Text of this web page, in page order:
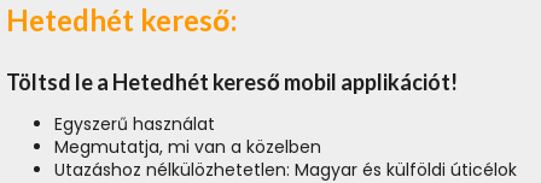
Hetedhét kereső:
Töltsd le a Hetedhét kereső mobil applikációt!
Egyszerű használat
Megmutatja, mi van a közelben
Utazáshoz nélkülözhetetlen: Magyar és külföldi úticélok